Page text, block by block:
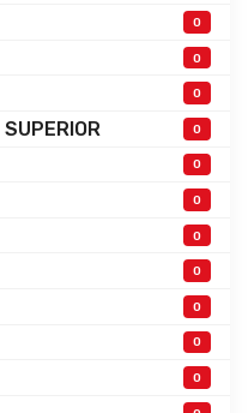
0
0
0
0
0
0
0
0
0
0
0